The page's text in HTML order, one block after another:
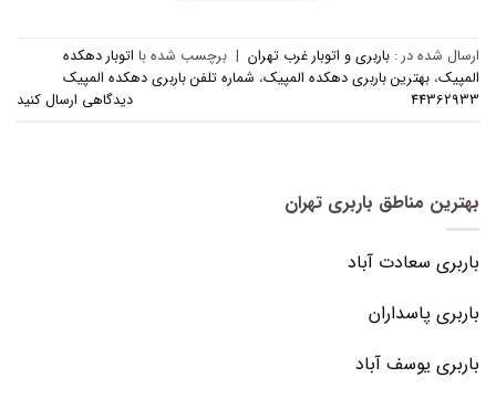
ارسال شده در : باربری و اتوبار غرب تهران | برچسب‌ شده با اتوبار دهکده
المپیک، بهترین باربری دهکده المپیک، شماره تلفن باربری دهکده المپیک
44362933
دیدگاهی ارسال کنید
بهترین مناطق باربری تهران
باربری سعادت آباد
باربری پاسداران
باربری یوسف آباد